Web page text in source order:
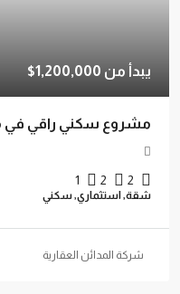
يبدأ من1,200,000$
مشروع سكني راقي في
شقة, استثماري, سكني
شركة المدائن العقارية